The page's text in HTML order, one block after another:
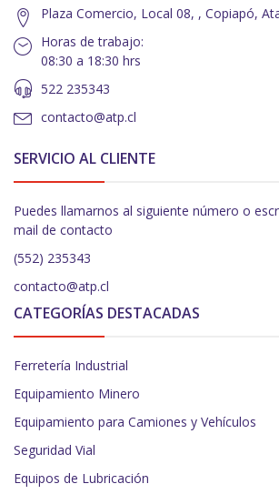
Plaza Comercio, Local 08, , Copiapó,
Horas de trabajo:
08:30 a 18:30 hrs
522 235343
contacto@atp.cl
SERVICIO AL CLIENTE
Puedes llamarnos al siguiente número o
mail de contacto
(552) 235343
contacto@atp.cl
CATEGORÍAS DESTACADAS
Ferretería Industrial
Equipamiento Minero
Equipamiento para Camiones y Vehículos
Seguridad Vial
Equipos de Lubricación